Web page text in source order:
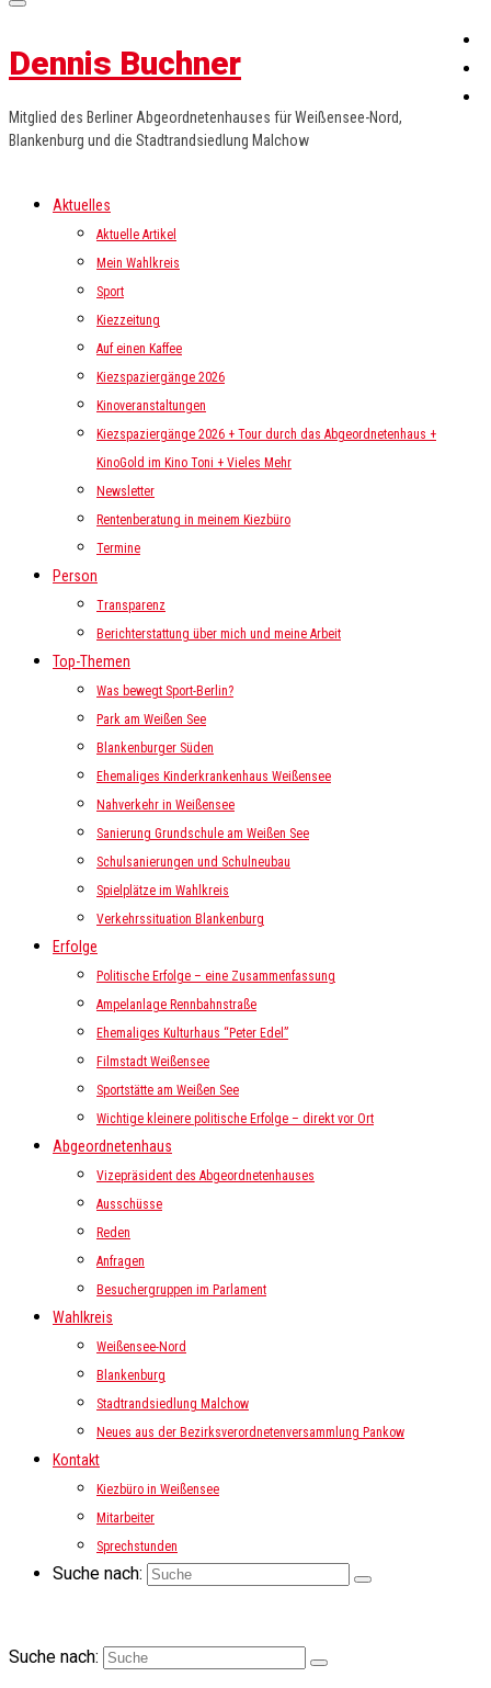
Dennis Buchner
Mitglied des Berliner Abgeordnetenhauses für Weißensee-Nord,
Blankenburg und die Stadtrandsiedlung Malchow
Aktuelles
Aktuelle Artikel
Mein Wahlkreis
Sport
Kiezzeitung
Auf einen Kaffee
Kiezspaziergänge 2026
Kinoveranstaltungen
Kiezspaziergänge 2026 + Tour durch das Abgeordnetenhaus +
KinoGold im Kino Toni + Vieles Mehr
Newsletter
Rentenberatung in meinem Kiezbüro
Termine
Person
Transparenz
Berichterstattung über mich und meine Arbeit
Top-Themen
Was bewegt Sport-Berlin?
Park am Weißen See
Blankenburger Süden
Ehemaliges Kinderkrankenhaus Weißensee
Nahverkehr in Weißensee
Sanierung Grundschule am Weißen See
Schulsanierungen und Schulneubau
Spielplätze im Wahlkreis
Verkehrssituation Blankenburg
Erfolge
Politische Erfolge – eine Zusammenfassung
Ampelanlage Rennbahnstraße
Ehemaliges Kulturhaus “Peter Edel”
Filmstadt Weißensee
Sportstätte am Weißen See
Wichtige kleinere politische Erfolge – direkt vor Ort
Abgeordnetenhaus
Vizepräsident des Abgeordnetenhauses
Ausschüsse
Reden
Anfragen
Besuchergruppen im Parlament
Wahlkreis
Weißensee-Nord
Blankenburg
Stadtrandsiedlung Malchow
Neues aus der Bezirksverordnetenversammlung Pankow
Kontakt
Kiezbüro in Weißensee
Mitarbeiter
Sprechstunden
Suche nach:
Suche nach: